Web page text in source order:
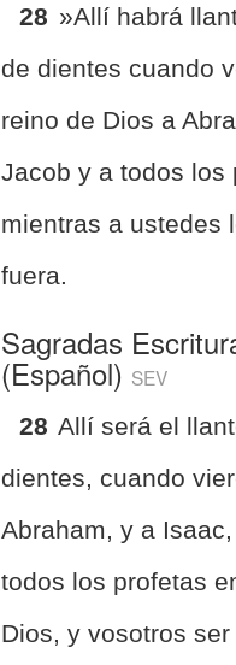
28 »Allí habrá
de dientes cuando
reino de Dios a
Jacob y a todos los
mientras a ustedes
fuera.
Sagradas
(Español) SEV
28 Allí será el
dientes, cuando
Abraham, y a
todos los profetas
Dios, y vosotros